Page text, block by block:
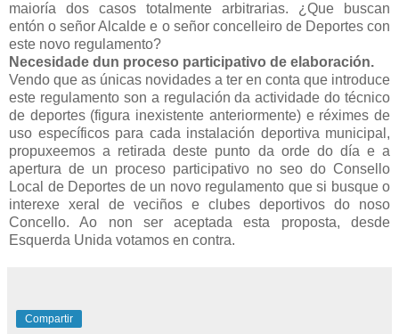
maioría dos casos totalmente arbitrarias. ¿Que buscan
entón o señor Alcalde e o señor concelleiro de Deportes con
este novo regulamento?
Necesidade dun proceso participativo de elaboración.
Vendo que as únicas novidades a ter en conta que introduce
este regulamento son a regulación da actividade do técnico
de deportes (figura inexistente anteriormente) e réximes de
uso específicos para cada instalación deportiva municipal,
propuxeemos a retirada deste punto da orde do día e a
apertura de un proceso participativo no seo do Consello
Local de Deportes de un novo regulamento que si busque o
interexe xeral de veciños e clubes deportivos do noso
Concello. Ao non ser aceptada esta proposta, desde
Esquerda Unida votamos en contra.
Compartir